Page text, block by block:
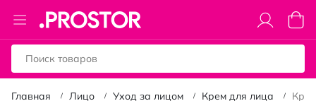
Toggle
Nav
Моя
Главная Лицо Уход за лицом Крем для лица